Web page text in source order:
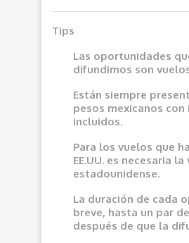
Tips
Las oportunidades
difundimos son
Están siempre
pesos mexicanos
incluidos.
Para los vuelos que
EE.UU. es necesaria la
estadounidense.
La duración de cada
breve, hasta un par
después de que la